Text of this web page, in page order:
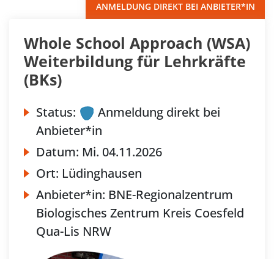
ANMELDUNG DIREKT BEI ANBIETER*IN
Whole School Approach (WSA)
Weiterbildung für Lehrkräfte
(BKs)
Status:
Anmeldung direkt bei
Anbieter*in
Datum: Mi. 04.11.2026
Ort: Lüdinghausen
Anbieter*in: BNE-Regionalzentrum
Biologisches Zentrum Kreis Coesfeld
Qua-Lis NRW